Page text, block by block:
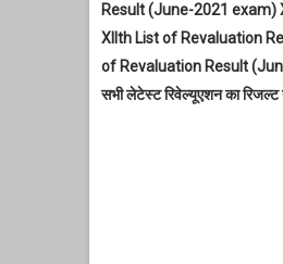
Result (June-2021 exam)
XIIth List of Revaluation
of Revaluation Result
सभी लेटेस्ट रिवेल्यूएशन का